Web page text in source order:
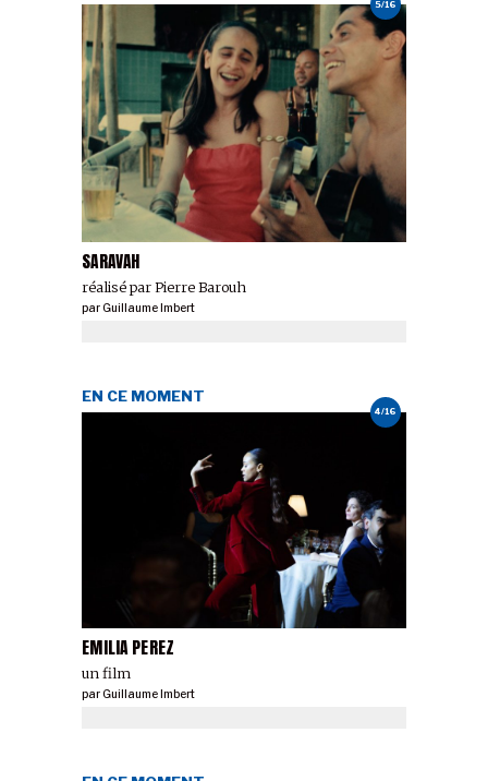
5/16
SARAVAH
réalisé par Pierre Barouh
parGuillaume Imbert
4/16
EMILIA PEREZ
un film
EN CE MOMENT
parGuillaume Imbert